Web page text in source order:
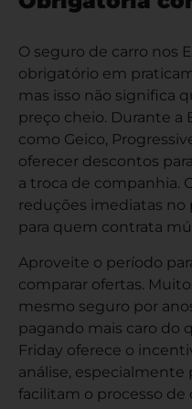
O seguro de carro nos
obrigatório em
mas isso não significa
preço cheio. Durante a
como Geico,
oferecer descontos
a troca de companhia.
reduções imediatas
para quem contrata
Aproveite o período
comparar ofertas.
mesmo seguro por
pagando mais caro do
Friday oferece o
análise, especialmente
facilitam o processo de